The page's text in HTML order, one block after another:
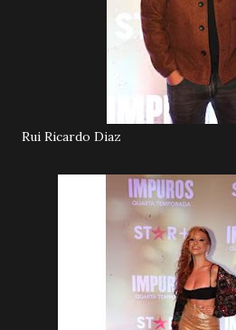
Rui Ricardo Diaz